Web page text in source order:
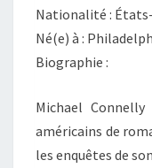
Nationalité :
Né(e) à :
Biographie :
Michael
américains de
les enquêtes de